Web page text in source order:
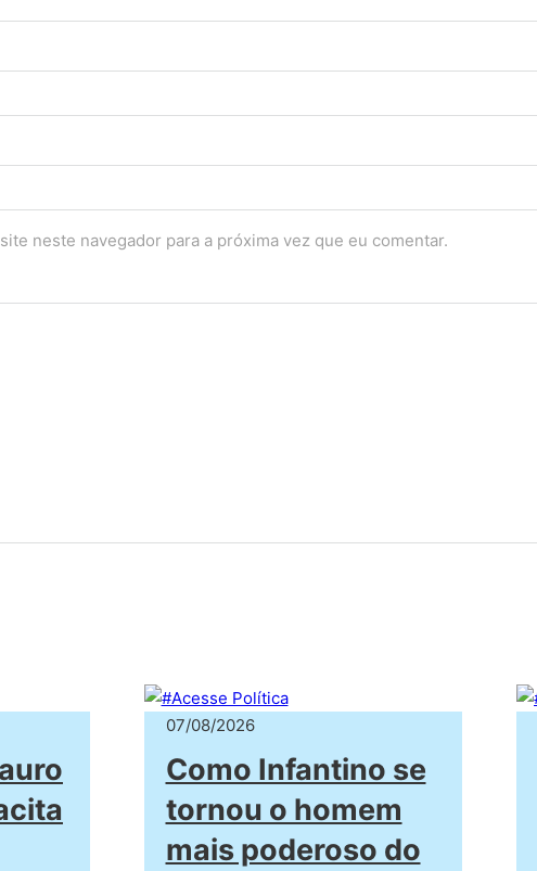
neste navegador para a próxima vez que eu comentar.
07/08/2026
Como Infantino se
tornou o homem
mais poderoso do